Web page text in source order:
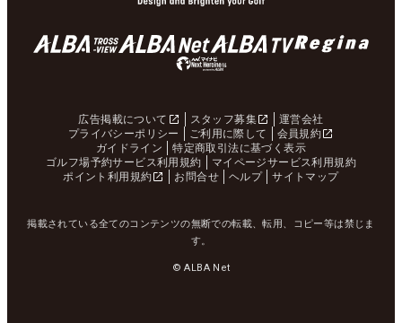
広告掲載について スタッフ募集
運営会社
プライバシーポリシー
ご利用に際して
会員規約
ガイドライン
特定商取引法に基づく表示
ゴルフ場予約サービス利用規約
マイページサービス利用規約
ポイント利用規約
お問合せ ヘルプ サイトマップ
掲載されている全てのコンテンツの無断での転載、転用、コピー等は禁じま
す。
© ALBA Net